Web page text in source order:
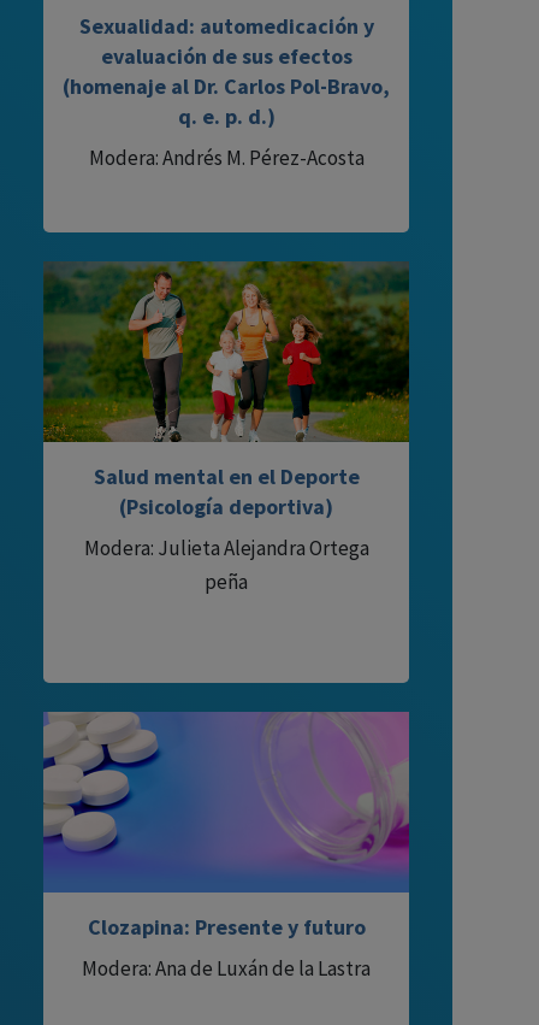
Sexualidad: automedicación y
evaluación de sus efectos
(homenaje al Dr. Carlos Pol-Bravo,
q. e. p. d.)
Modera: Andrés M. Pérez-Acosta
Salud mental en el Deporte
(Psicología deportiva)
Modera: Julieta Alejandra Ortega
peña
Clozapina: Presente y futuro
Modera: Ana de Luxán de la Lastra